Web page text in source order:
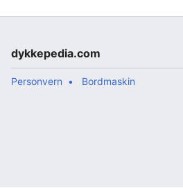
dykkepedia.com
Personvern Bordmaskin